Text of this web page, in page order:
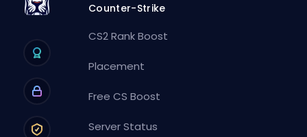
Counter-Strike
CS2 Rank Boost
Placement
Free CS Boost
Server Status